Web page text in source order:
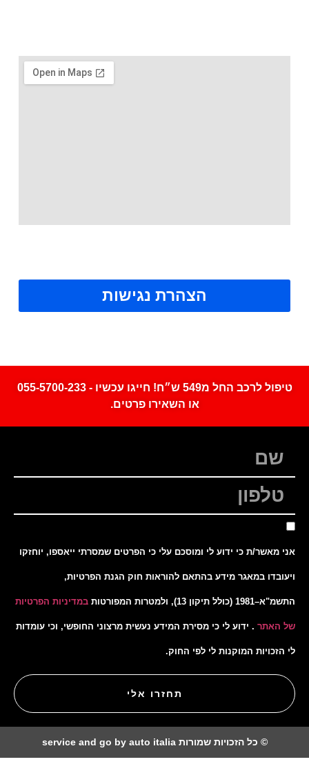
הצהרת נגישות
טיפול לרכב החל מ549 ש״ח! חייגו עכשיו - 055-5700-233
או השאירו פרטים.
אני מאשר/ת כי ידוע לי ומוסכם עלי כי הפרטים שמסרתי ייאספו, יוחזקו
ויעובדו במאגר מידע בהתאם להוראות חוק הגנת הפרטיות,
התשמ"א–1981 (כולל תיקון 13), ולמטרות המפורטות במדיניות הפרטיות
של האתר . ידוע לי כי מסירת המידע נעשית מרצוני החופשי, וכי עומדות
לי הזכויות המוקנות לי לפי החוק.
תחזרו אלי
© כל הזכויות שמורות service and go by auto italia